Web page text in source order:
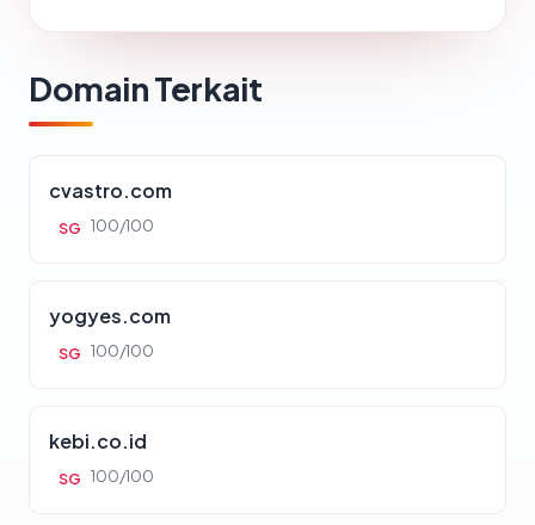
Domain Terkait
cvastro.com
SG 100/100
yogyes.com
SG 100/100
kebi.co.id
SG 100/100